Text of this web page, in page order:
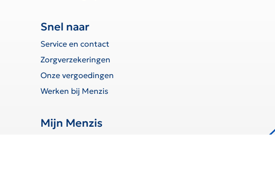
Snel naar
Service en contact
Zorgverzekeringen
Onze vergoedingen
Werken bij Menzis
Mijn Menzis